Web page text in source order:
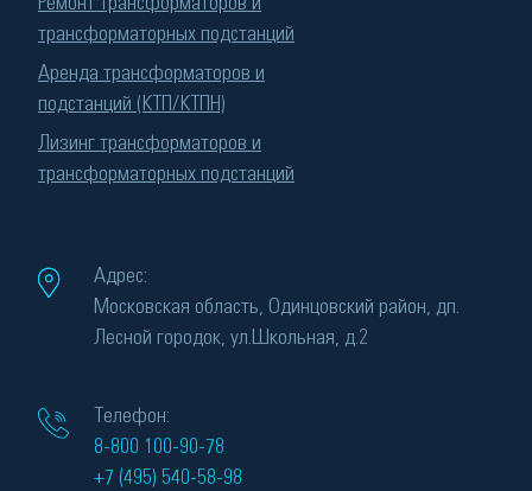
трансформаторных подстанций
Аренда трансформаторов и
подстанций (КТП/КТПН)
Лизинг трансформаторов и
трансформаторных подстанций
Адрес:
Московская область, Одинцовский район, дп.
Лесной городок, ул.Школьная, д.2
Телефон:
8-800 100-90-78
+7 (495) 540-58-98